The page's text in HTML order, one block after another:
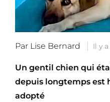
Par Lise Bernard Il y
Un gentil chien qui
depuis longtemps est
adopté